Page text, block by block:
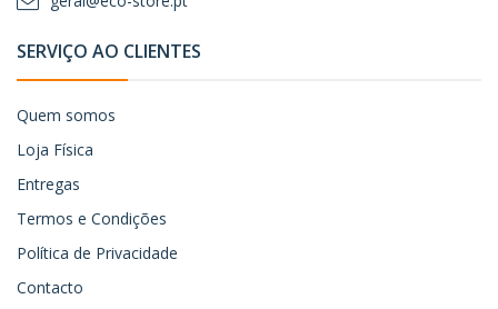
SERVIÇO AO CLIENTES
Quem somos
Loja Física
Entregas
Termos e Condições
Política de Privacidade
Contacto